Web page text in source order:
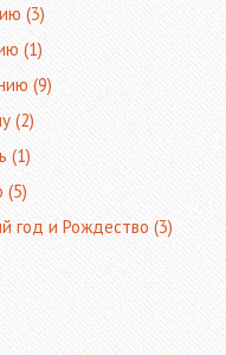
(3)
(1)
(9)
(2)
(1)
(5)
год и Рождество(3)